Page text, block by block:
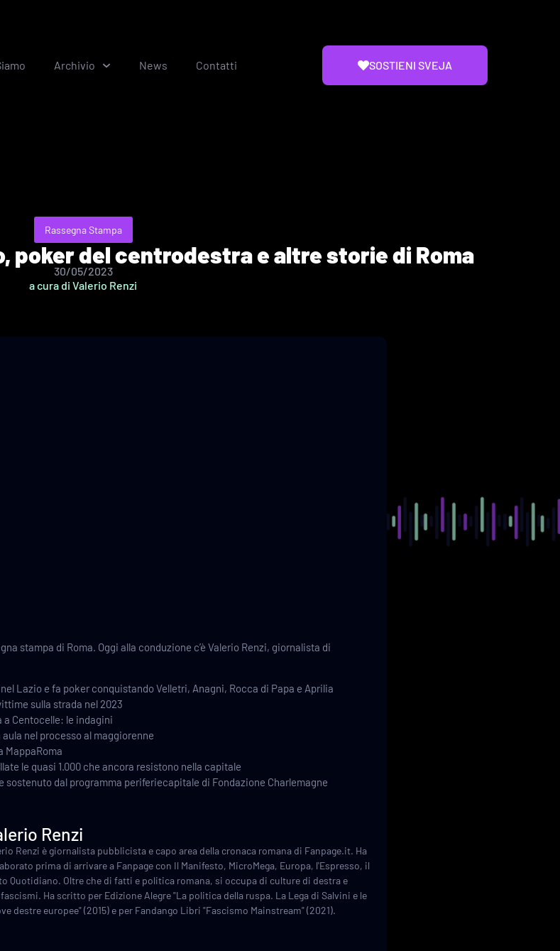
Archivio News Contatti SOSTIENI SVEJA
Rassegna Stampa
poker del centrodestra e altre storie di Roma
30/05/2023
a cura di Valerio Renzi
stampa di Roma. Oggi alla conduzione c’è Valerio Renzi, giornalista di
Lazio e fa poker conquistando Velletri, Anagni, Rocca di Papa e Aprilia
sulla strada nel 2023
a Centocelle: le indagini
nel processo al maggiorenne
MappaRoma
le quasi 1.000 che ancora resistono nella capitale
dal programma periferiecapitale di Fondazione Charlemagne
Renzi
Renzi è giornalista pubblicista e capo area della cronaca romana di Fanpage.it. Ha
prima di arrivare a Fanpage con Il Manifesto, MicroMega, Europa, l'Espresso, il
Quotidiano. Oltre che di fatti e politica romana, si occupa di culture di destra e
Ha scritto per Edizione Alegre "La politica della ruspa. La Lega di Salvini e le
destre europee" (2015) e per Fandango Libri "Fascismo Mainstream" (2021).